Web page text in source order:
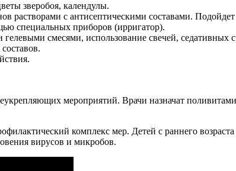
зверобоя, календулы.
растворами с антисептическими составами.
специальных приборов (ирригатор).
смесями, использование свечей, седативных
мероприятий. Врачи назначат
комплекс мер. Детей с раннего
вирусов и микробов.